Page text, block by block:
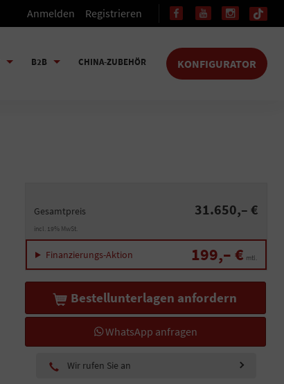
Anmelden Registrieren
B2B CHINA-ZUBEHÖR KONFIGURATOR
Gesamtpreis 31.650,– €
incl. 19% MwSt.
199,– € mtl.
Finanzierungs-Aktion
WhatsApp anfragen
Bestellunterlagen anfordern
Wir rufen Sie an